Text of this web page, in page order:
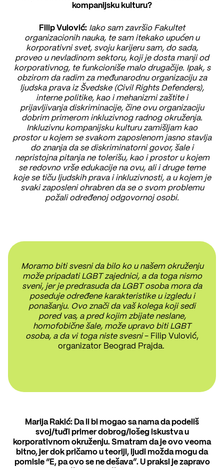
kompanijsku kulturu?
Filip Vulović: Iako sam završio Fakultet
organizacionih nauka, te sam itekako upućen u
korporativni svet, svoju karijeru sam, do sada,
proveo u nevladinom sektoru, koji je dosta manji od
korporativnog, te funkcioniše malo drugačije. Ipak, s
obzirom da radim za međunarodnu organizaciju za
ljudska prava iz Švedske (Civil Rights Defenders),
interne politike, kao i mehanizmi zaštite i
prijavljivanja diskriminacije, čine ovu organizaciju
dobrim primerom inkluzivnog radnog okruženja.
Inkluzivnu kompanijsku kulturu zamišljam kao
prostor u kojem se svakom zaposlenom jasno stavlja
do znanja da se diskriminatorni govor, šale i
nepristojna pitanja ne tolerišu, kao i prostor u kojem
se redovno vrše edukacije na ovu, ali i druge teme
koje se tiču ljudskih prava i inkluzivnosti, a u kojem je
svaki zaposleni ohrabren da se o svom problemu
požali određenoj odgovornoj osobi.
Moramo biti svesni da bilo ko u našem okruženju
može pripadati LGBT zajednici, a da toga nismo
sveni, jer je predrasuda da LGBT osoba mora da
poseduje određene karakteristike u izgledu i
ponašanju. Ovo znači da vaš kolega koji sedi
pored vas, a pred kojim zbijate neslane,
homofobične šale, može upravo biti LGBT
osoba, a da vi toga niste svesni- Filip Vulović,
organizator Beograd Prajda.
Marija Rakić: Da li bi mogao sa nama da podeliš
svoj/tuđi primer dobrog/lošeg iskustva u
korporativnom okruženju. Smatram da je ovo veoma
bitno, jer dok pričamo u teoriji, ljudi možda mogu da
pomisle “E, pa ovo se ne dešava”. U praksi je zapravo